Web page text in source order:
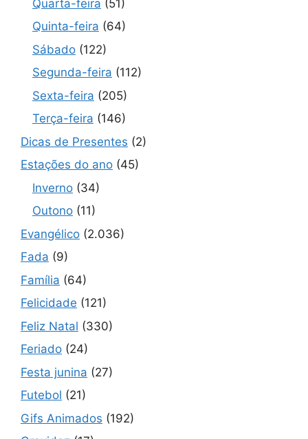
Quarta-feira (51)
Quinta-feira (64)
Sábado (122)
Segunda-feira (112)
Sexta-feira (205)
Terça-feira (146)
Dicas de Presentes (2)
Estações do ano (45)
Inverno (34)
Outono (11)
Evangélico (2.036)
Fada (9)
Família (64)
Felicidade (121)
Feliz Natal (330)
Feriado (24)
Festa junina (27)
Futebol (21)
Gifs Animados (192)